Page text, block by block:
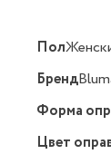
Пол
Бренд
Форма
Цвет